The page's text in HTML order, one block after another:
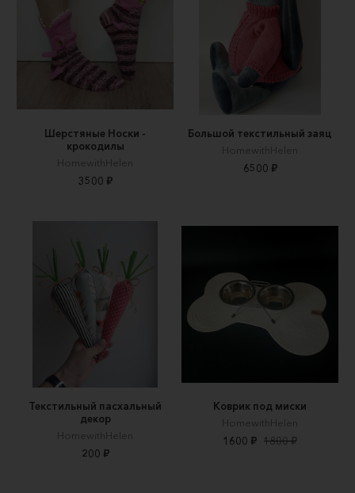
Шерстяные Носки -
крокодилы
HomewithHelen
3500 ₽
Большой текстильный заяц
HomewithHelen
6500 ₽
Текстильный пасхальный
декор
HomewithHelen
200 ₽
Коврик под миски
HomewithHelen
1600 ₽ 1800 ₽